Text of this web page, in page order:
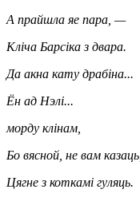
А прайшла яе пара, —
Кліча Барсіка з двара.
Да акна кату драбіна...
Ён ад Нэлі...
морду клінам,
Бо вясной, не вам казаць,
Цягне з коткамі гуляць.